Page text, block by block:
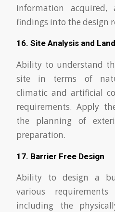
information
findings into the design
16. Site Analysis and
Ability to understand
site in terms of
climatic and artificial
requirements. Apply
the planning of
preparation.
17. Barrier Free Design
Ability to design a
various
including the